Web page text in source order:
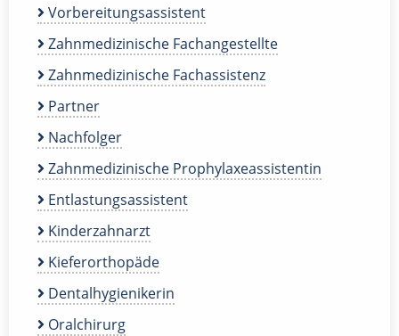
Vorbereitungsassistent
Zahnmedizinische Fachangestellte
Zahnmedizinische Fachassistenz
Partner
Nachfolger
Zahnmedizinische Prophylaxeassistentin
Entlastungsassistent
Kinderzahnarzt
Kieferorthopäde
Dentalhygienikerin
Oralchirurg